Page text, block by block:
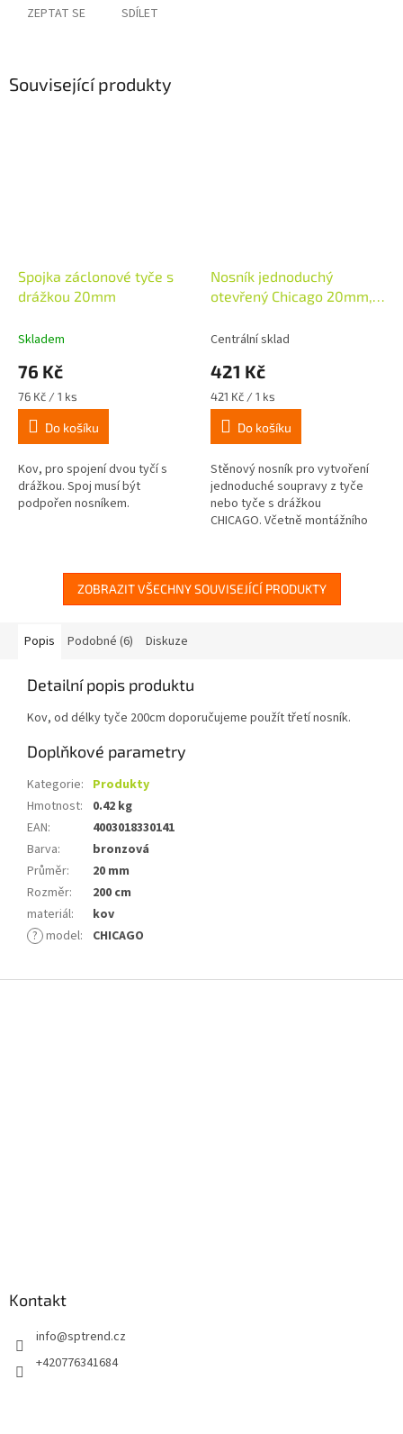
ZEPTAT SE SDÍLET
Související produkty
Spojka záclonové tyče s
drážkou 20mm
Skladem
76 Kč
Měrná
cena:
76 Kč / 1 ks
Do košíku
Kov, pro spojení dvou tyčí s
drážkou. Spoj musí být
podpořen nosníkem.
Nosník jednoduchý
otevřený Chicago 20mm,
Centrální sklad
421 Kč
Měrná
cena:
421 Kč / 1 ks
Do košíku
Stěnový nosník pro vytvoření
jednoduché soupravy z tyče
nebo tyče s drážkou
CHICAGO. Včetně montážního
doporučujeme použít...
ZOBRAZIT VŠECHNY SOUVISEJÍCÍ PRODUKTY
Popis Podobné (6) Diskuze
Detailní popis produktu
Kov, od délky tyče 200cm doporučujeme použít třetí nosník.
Doplňkové parametry
Kategorie: Produkty
Hmotnost:
0.42 kg
EAN:
4003018330141
Barva:
bronzová
Průměr:
20 mm
Rozměr:
200 cm
materiál:
kov
? model: CHICAGO
Kontakt
info@sptrend.cz
+420776341684